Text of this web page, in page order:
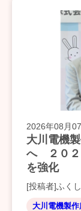
2026年08月
大川電機
へ ２０２
を強化
[投稿者]ふく
大川電機製作